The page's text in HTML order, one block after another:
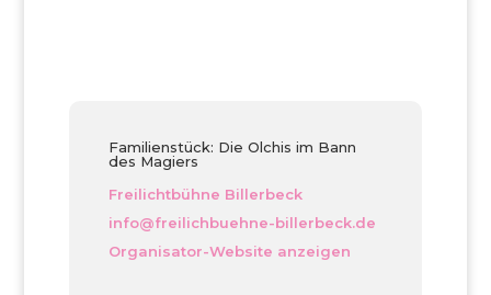
Familienstück: Die Olchis im Bann
des Magiers
Freilichtbühne Billerbeck
info@freilichbuehne-billerbeck.de
Organisator-Website anzeigen